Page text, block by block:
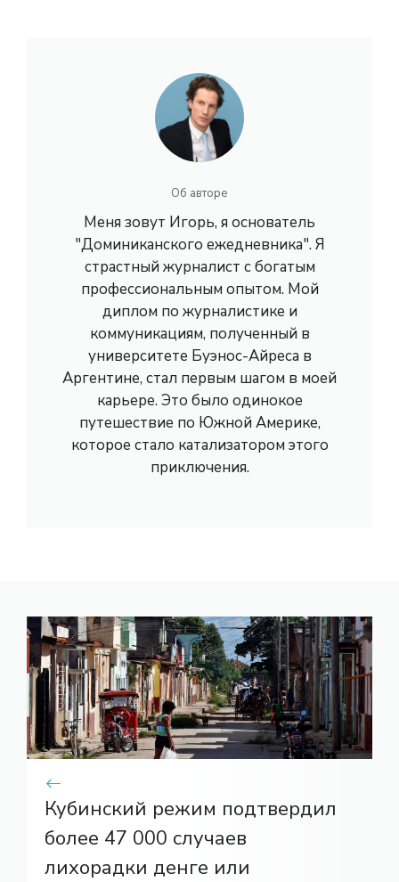
Об авторе
Меня зовут Игорь, я основатель
"Доминиканского ежедневника". Я
страстный журналист с богатым
профессиональным опытом. Мой
диплом по журналистике и
коммуникациям, полученный в
университете Буэнос-Айреса в
Аргентине, стал первым шагом в моей
карьере. Это было одинокое
путешествие по Южной Америке,
которое стало катализатором этого
приключения.
Кубинский режим подтвердил
более 47 000 случаев
лихорадки денге или